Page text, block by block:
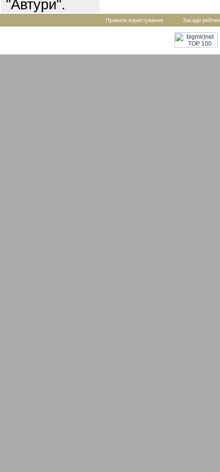
"Автури".
Правила користування Засади